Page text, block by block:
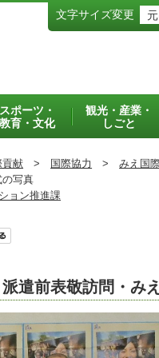
文字サイズ変更
スポーツ・
教育・文化
観光・産業・
しごと
貢献 > 国際協力 > みえ国
写真
ョン推進課
遣前表敬訪問・み